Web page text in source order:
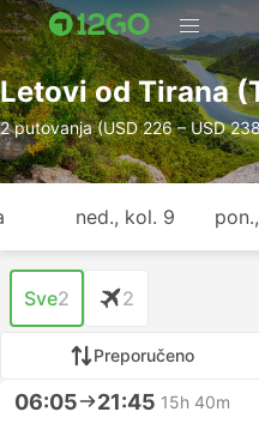
Letovi od Tirana
2 putovanja (USD 226 – USD
ned., kol. 9
Sve2 2
Preporučeno
06:05 21:45 15h 40m